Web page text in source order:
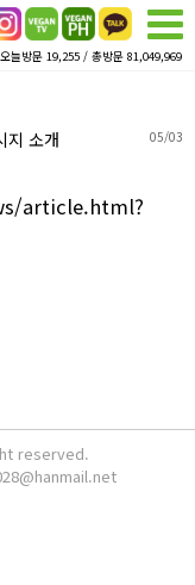
오늘방문 19,255 / 총방문 81,049,969
지 소개 05/03
article.html?
reserved.